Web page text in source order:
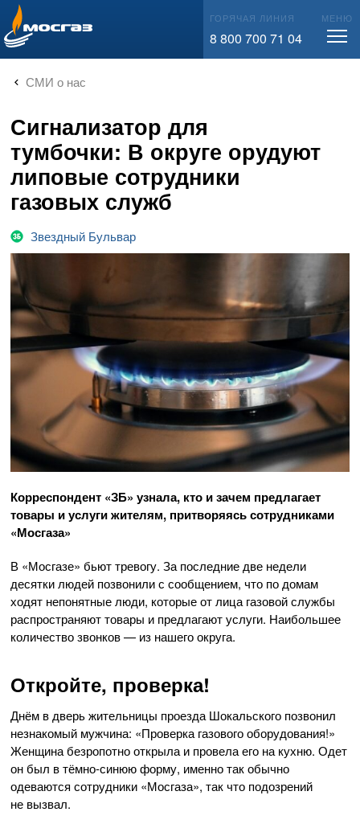
info@mos-gaz.ru ГОРЯЧАЯ ЛИНИЯ
8 800 700 71 04
МЕНЮ
СМИ о нас
Сигнализатор для
тумбочки: В округе орудуют
липовые сотрудники
газовых служб
Звездный Бульвар
Корреспондент «ЗБ» узнала, кто и зачем предлагает
товары и услуги жителям, притворяясь сотрудниками
«Мосгаза»
В «Мосгазе» бьют тревогу. За последние две недели
десятки людей позвонили с сообщением, что по домам
ходят непонятные люди, которые от лица газовой службы
распространяют товары и предлагают услуги. Наибольшее
количество звонков — из нашего округа.
Откройте, проверка!
Днём в дверь жительницы проезда Шокальского позвонил
незнакомый мужчина: «Проверка газового оборудования!»
Женщина безропотно открыла и провела его на кухню. Одет
он был втёмно-синююформу, именно так обычно
одеваются сотрудники «Мосгаза», так что подозрений
не вызвал.